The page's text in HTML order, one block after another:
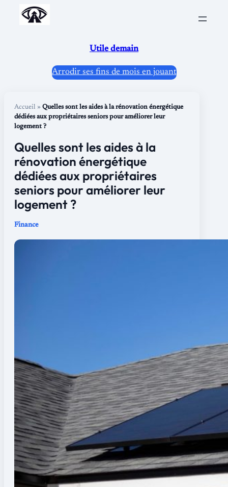
Aller
Utile demain
Arrodir ses fins de mois en jouant
Accueil » Quelles sont les aides à la rénovation énergétique
dédiées aux propriétaires seniors pour améliorer leur
logement ?
Quelles sont les aides à la
rénovation énergétique
dédiées aux propriétaires
seniors pour améliorer leur
logement ?
Finance